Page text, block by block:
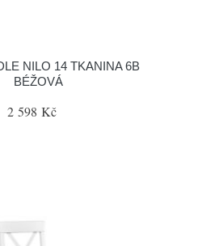
NILO 14 TKANINA 6B
BÉŽOVÁ
2 598 Kč